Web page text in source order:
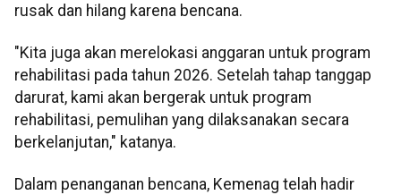
rusak dan hilang karena bencana.
"Kita juga akan merelokasi anggaran untuk program
rehabilitasi pada tahun 2026. Setelah tahap tanggap
darurat, kami akan bergerak untuk program
rehabilitasi, pemulihan yang dilaksanakan secara
berkelanjutan," katanya.
Dalam penanganan bencana, Kemenag telah hadir